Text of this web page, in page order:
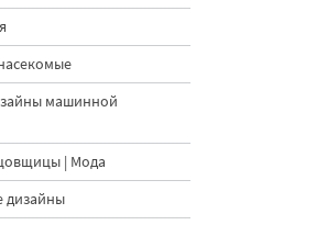
машинной
| Мода
дизайны